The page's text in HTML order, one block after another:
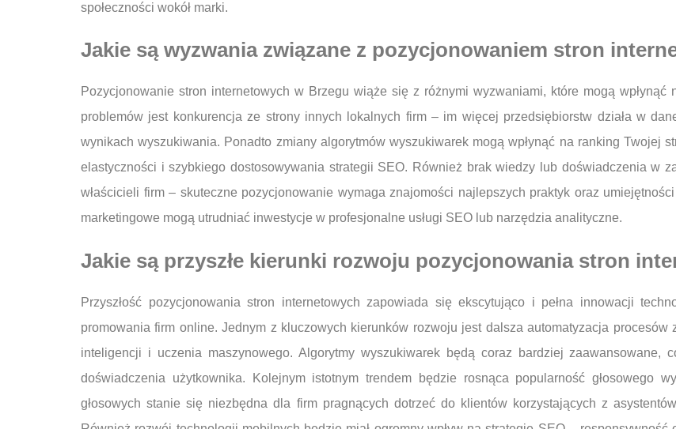
społeczności wokół marki.
Jakie są wyzwania związane z pozycjonowaniem stron
Pozycjonowanie stron internetowych w Brzegu wiąże się z różnymi wyzwaniami, które mogą wpłynąć
problemów jest konkurencja ze strony innych lokalnych firm – im więcej przedsiębiorstw działa w
wynikach wyszukiwania. Ponadto zmiany algorytmów wyszukiwarek mogą wpłynąć na ranking Twojej
elastyczności i szybkiego dostosowywania strategii SEO. Również brak wiedzy lub doświadczenia w
właścicieli firm – skuteczne pozycjonowanie wymaga znajomości najlepszych praktyk oraz
marketingowe mogą utrudniać inwestycje w profesjonalne usługi SEO lub narzędzia analityczne.
Jakie są przyszłe kierunki rozwoju pozycjonowania stron
Przyszłość pozycjonowania stron internetowych zapowiada się ekscytująco i pełna innowacji
promowania firm online. Jednym z kluczowych kierunków rozwoju jest dalsza automatyzacja
inteligencji i uczenia maszynowego. Algorytmy wyszukiwarek będą coraz bardziej
doświadczenia użytkownika. Kolejnym istotnym trendem będzie rosnąca popularność głosowego
głosowych stanie się niezbędna dla firm pragnących dotrzeć do klientów korzystających z